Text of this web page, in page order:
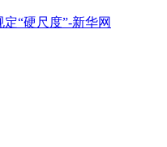
“硬尺度”-新华网